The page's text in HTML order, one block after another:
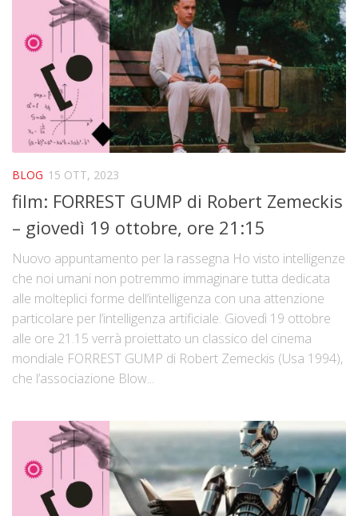
BLOG 15 OTT, 2023
film: FORREST GUMP di Robert Zemeckis
– giovedì 19 ottobre, ore 21:15
Nuovo appuntamento per la rassegna Ho visto intelligenze
che noi umani non potremmo immaginare tutta dedicata
alle molteplici forme dell’intelligenza con una attenzione
particolare per l’intelligenza artificiale. Giovedì 19 ottobre
alle ore 21.15 verrà proiettato un classico del cinema
mondiale FORREST GUMP di Robert Zemeckis (Usa 1994),
che l’associazione Blow...